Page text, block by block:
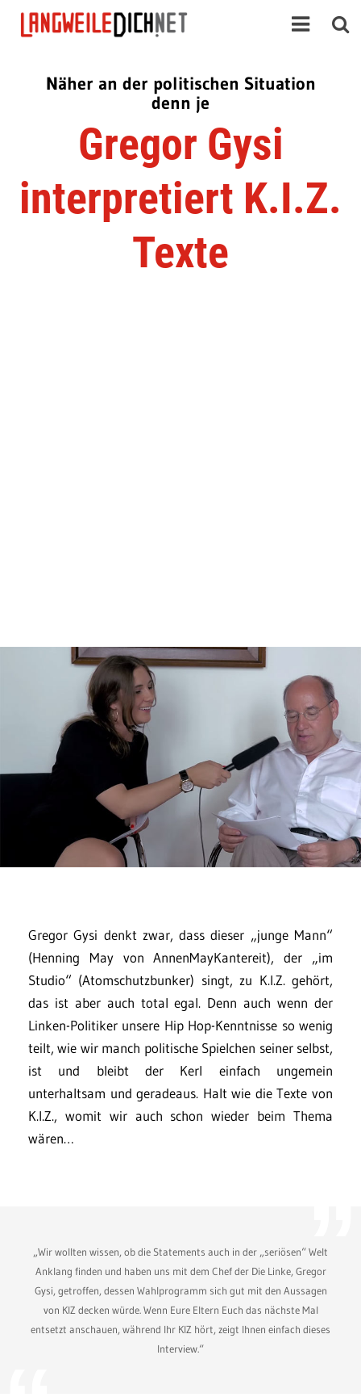
Näher an der politischen Situation
denn je
Gregor Gysi
interpretiert K.I.Z.
Texte
Gregor Gysi denkt zwar, dass dieser „junge Mann“
(Henning May von AnnenMayKantereit), der „im
Studio“ (Atomschutzbunker) singt, zu K.I.Z. gehört,
das ist aber auch total egal. Denn auch wenn der
Linken-Politiker unsere Hip Hop-Kenntnisse so wenig
teilt, wie wir manch politische Spielchen seiner selbst,
ist und bleibt der Kerl einfach ungemein
unterhaltsam und geradeaus. Halt wie die Texte von
K.I.Z., womit wir auch schon wieder beim Thema
wären…
„Wir wollten wissen, ob die Statements auch in der „seriösen“ Welt
Anklang finden und haben uns mit dem Chef der Die Linke, Gregor
Gysi, getroffen, dessen Wahlprogramm sich gut mit den Aussagen
von KIZ decken würde. Wenn Eure Eltern Euch das nächste Mal
entsetzt anschauen, während Ihr KIZ hört, zeigt Ihnen einfach dieses
Interview.“